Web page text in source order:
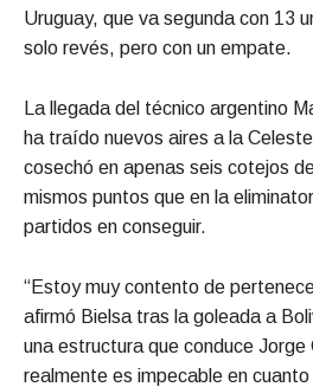
Uruguay, que va segunda con 13
solo revés, pero con un empate.
La llegada del técnico argentino
ha traído nuevos aires a la
cosechó en apenas seis cotejos
mismos puntos que en la
partidos en conseguir.
“Estoy muy contento de
afirmó Bielsa tras la goleada a
una estructura que conduce Jorge
realmente es impecable en